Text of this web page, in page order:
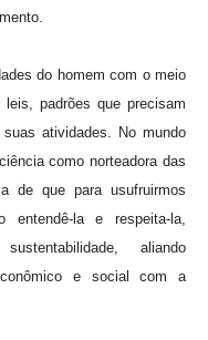
do homem com o meio
padrões que precisam
atividades. No mundo
como norteadora das
de que para usufruirmos
entendê-la e respeita-la,
aliando
e social com a